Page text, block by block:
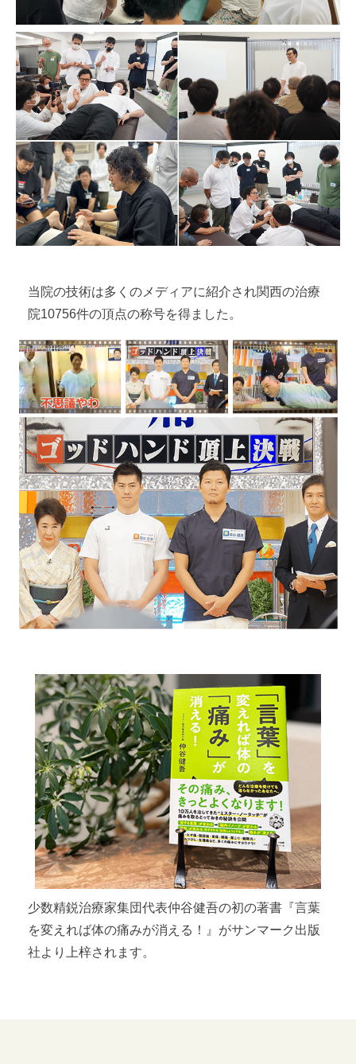
当院の技術は多くのメディアに紹介され関西の治療
院10756件の頂点の称号を得ました。
少数精鋭治療家集団代表仲谷健吾の初の著書『言葉
を変えれば体の痛みが消える！』がサンマーク出版
社より上梓されます。